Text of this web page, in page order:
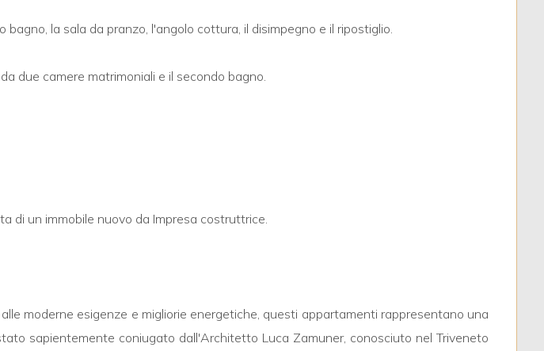
la sala da pranzo, l'angolo cottura, il disimpegno e il ripostiglio.
due camere matrimoniali e il secondo bagno.
di un immobile nuovo da Impresa costruttrice.
moderne esigenze e migliorie energetiche, questi appartamenti rappresentano una
sapientemente coniugato dall'Architetto Luca Zamuner, conosciuto nel Triveneto